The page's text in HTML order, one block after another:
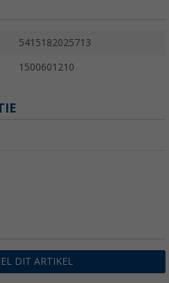
5415182025713
1500601210
DIT ARTIKEL